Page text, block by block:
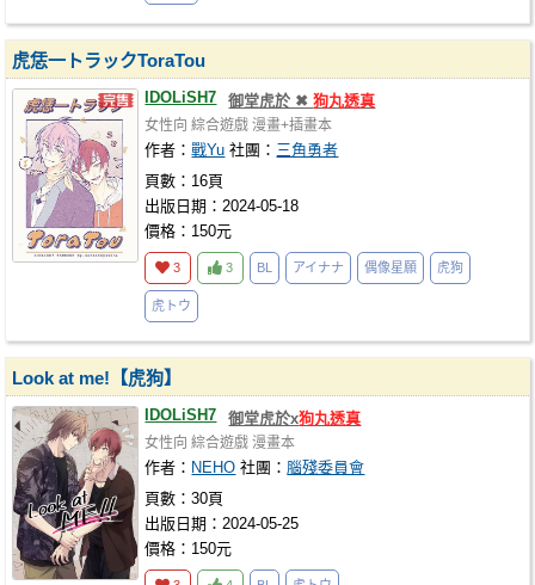
虎恁一トラックToraTou
IDOLiSH7 御堂虎於 ✖狗丸透真
女性向 綜合遊戲 漫畫+插畫本
作者：戰Yu 社團： 三角勇者
頁數：16頁
出版日期：2024-05-18
價格：150元
3 3 BL アイナナ 偶像星願 虎狗
虎トウ
Look at me!【虎狗】
IDOLiSH7 御堂虎於x狗丸透真
女性向 綜合遊戲 漫畫本
作者： NEHO 社團：腦殘委員會
頁數：30頁
出版日期：2024-05-25
價格：150元